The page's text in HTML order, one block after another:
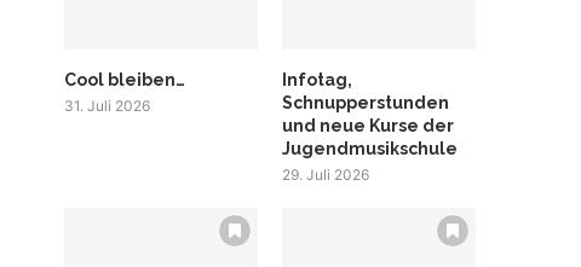
Cool bleiben…
31. Juli 2026
Infotag,
Schnupperstunden
und neue Kurse der
Jugendmusikschule
29. Juli 2026